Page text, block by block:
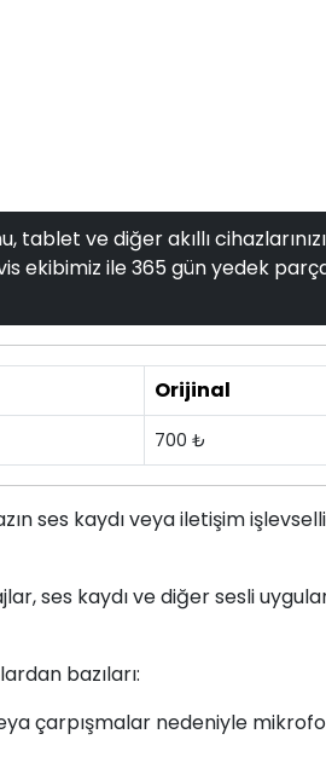
ve diğer akıllı
ekibimiz ile 365 gün yedek
Orijinal
700 ₺
ses kaydı veya iletişim
ses kaydı ve diğer sesli
bazıları:
çarpışmalar nedeniyle